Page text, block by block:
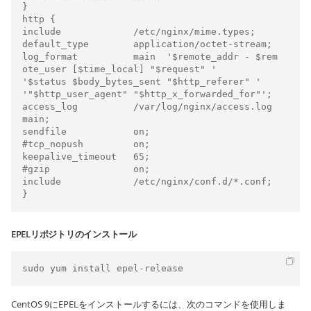
}
http {
include             /etc/nginx/mime.types;
default_type        application/octet-stream;
log_format          main  '$remote_addr - $rem
ote_user [$time_local] "$request" '
'$status $body_bytes_sent "$http_referer" '
'"$http_user_agent" "$http_x_forwarded_for"';
access_log          /var/log/nginx/access.log
main;
sendfile            on;
#tcp_nopush         on;
keepalive_timeout   65;
#gzip               on;
include             /etc/nginx/conf.d/*.conf;
}
EPELリポジトリのインストール
sudo yum install epel-release
CentOS 9にEPELをインストールするには、次のコマンドを使用しま